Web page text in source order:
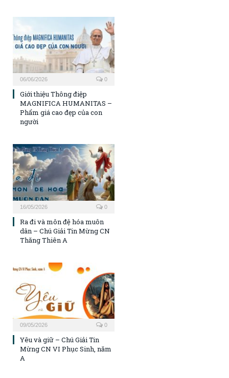
06/06/2026 0
Giới thiệu Thông điệp
MAGNIFICA HUMANITAS –
Phẩm giá cao đẹp của con
người
16/05/2026 0
Ra đi và môn đệ hóa muôn
dân – Chú Giải Tin Mừng CN
Thăng Thiên A
09/05/2026 0
Yêu và giữ – Chú Giải Tin
Mừng CN VI Phục Sinh, năm
A